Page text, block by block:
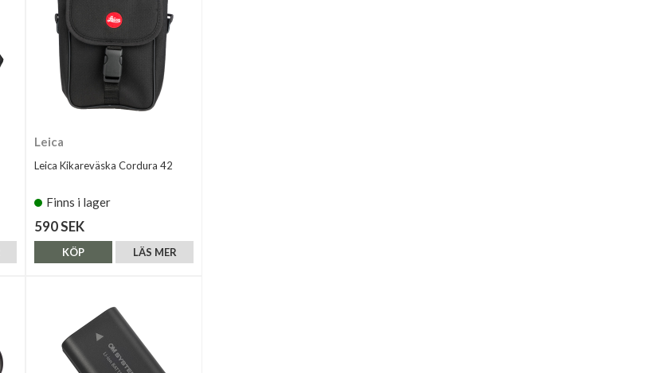
Leica
Leica Kikareväska Cordura 42
Finns i lager
590 SEK
LÄS MER
KÖP